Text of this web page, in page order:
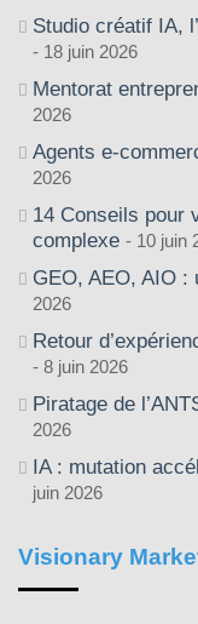
Studio créatif IA,
18 juin 2026
Mentorat
2026
Agents e-
2026
14 Conseils pour
complexe
10 juin
GEO, AEO, AIO :
2026
Retour
8 juin 2026
Piratage de
2026
IA : mutation
juin 2026
Visionary